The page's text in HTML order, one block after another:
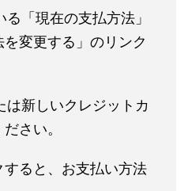
「現在の支払方法」
変更する」のリンク
は新しいクレジットカ
さい。
ると、お支払い方法